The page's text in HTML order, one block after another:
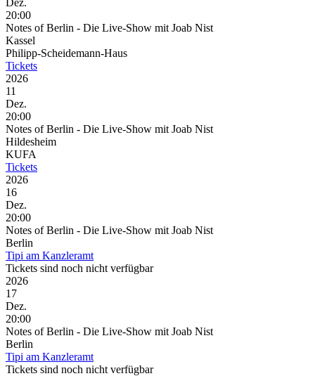
20:00
Notes of Berlin - Die Live-Show mit Joab Nist
Kassel
Philipp-Scheidemann-Haus
Tickets
2026
11
Dez.
20:00
Notes of Berlin - Die Live-Show mit Joab Nist
Hildesheim
KUFA
Tickets
2026
16
Dez.
20:00
Notes of Berlin - Die Live-Show mit Joab Nist
Berlin
Tipi am Kanzleramt
Tickets sind noch nicht verfügbar
2026
17
Dez.
20:00
Notes of Berlin - Die Live-Show mit Joab Nist
Berlin
Tipi am Kanzleramt
Tickets sind noch nicht verfügbar